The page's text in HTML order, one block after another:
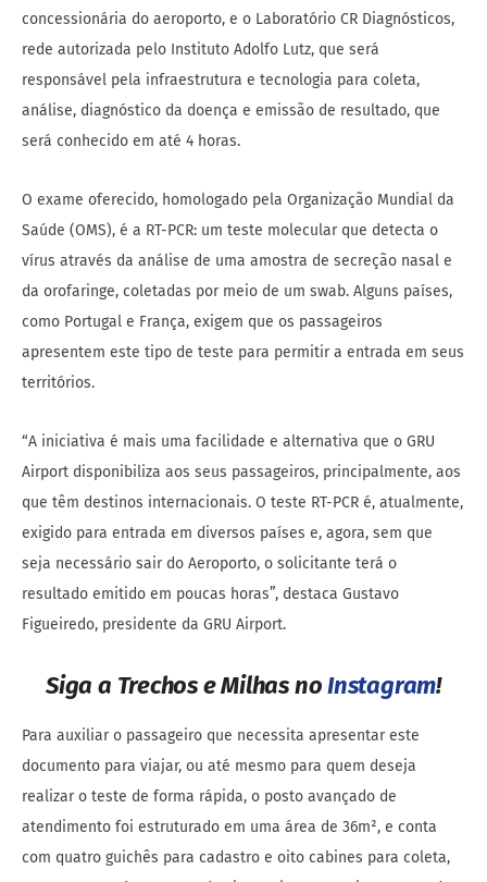
concessionária do aeroporto, e o Laboratório CR Diagnósticos,
rede autorizada pelo Instituto Adolfo Lutz, que será
responsável pela infraestrutura e tecnologia para coleta,
análise, diagnóstico da doença e emissão de resultado, que
será conhecido em até 4 horas.
O exame oferecido, homologado pela Organização Mundial da
Saúde (OMS), é a RT-PCR: um teste molecular que detecta o
vírus através da análise de uma amostra de secreção nasal e
da orofaringe, coletadas por meio de um swab. Alguns países,
como Portugal e França, exigem que os passageiros
apresentem este tipo de teste para permitir a entrada em seus
territórios.
“A iniciativa é mais uma facilidade e alternativa que o GRU
Airport disponibiliza aos seus passageiros, principalmente, aos
que têm destinos internacionais. O teste RT-PCR é, atualmente,
exigido para entrada em diversos países e, agora, sem que
seja necessário sair do Aeroporto, o solicitante terá o
resultado emitido em poucas horas”, destaca Gustavo
Figueiredo, presidente da GRU Airport.
Siga a Trechos e Milhas noInstagram!
Para auxiliar o passageiro que necessita apresentar este
documento para viajar, ou até mesmo para quem deseja
realizar o teste de forma rápida, o posto avançado de
atendimento foi estruturado em uma área de 36m², e conta
com quatro guichês para cadastro e oito cabines para coleta,